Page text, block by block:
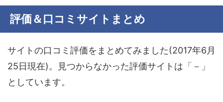
評価＆口コミサイトまとめ
サイトの口コミ評価をまとめてみました(2017年6月
25日現在)。見つからなかった評価サイトは「－」
としています。